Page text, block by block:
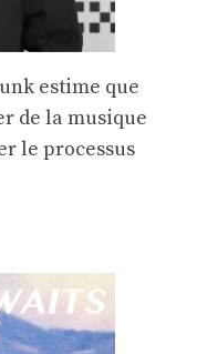
estime que
de la musique
le processus